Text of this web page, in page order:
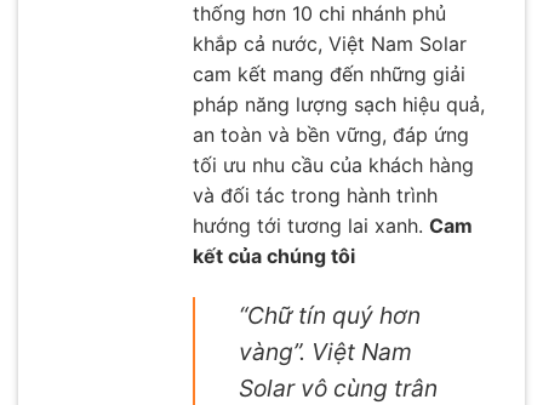
thống hơn 10 chi nhánh phủ
khắp cả nước, Việt Nam Solar
cam kết mang đến những giải
pháp năng lượng sạch hiệu quả,
an toàn và bền vững, đáp ứng
tối ưu nhu cầu của khách hàng
và đối tác trong hành trình
hướng tới tương lai xanh. Cam
kết của chúng tôi
“Chữ tín quý hơn
vàng”. Việt Nam
Solar vô cùng trân